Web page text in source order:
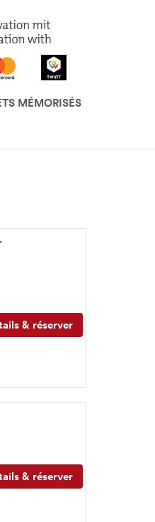
MÉMORISÉS
& réserver
& réserver